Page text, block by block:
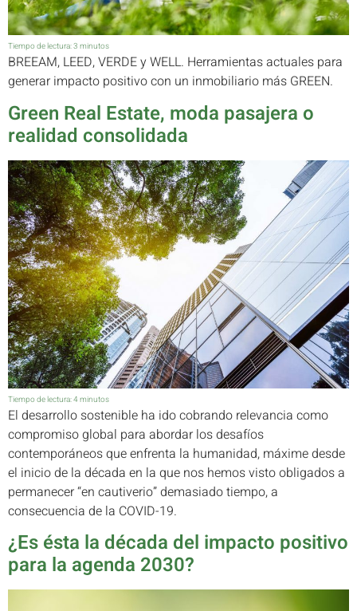
Tiempo de lectura:3 minutos
BREEAM, LEED, VERDE y WELL. Herramientas actuales para
generar impacto positivo con un inmobiliario más GREEN.
Green Real Estate, moda pasajera o
realidad consolidada
Tiempo de lectura:4 minutos
El desarrollo sostenible ha ido cobrando relevancia como
compromiso global para abordar los desafíos
contemporáneos que enfrenta la humanidad, máxime desde
el inicio de la década en la que nos hemos visto obligados a
permanecer “en cautiverio” demasiado tiempo, a
consecuencia de la COVID-19.
¿Es ésta la década del impacto positivo
para la agenda 2030?